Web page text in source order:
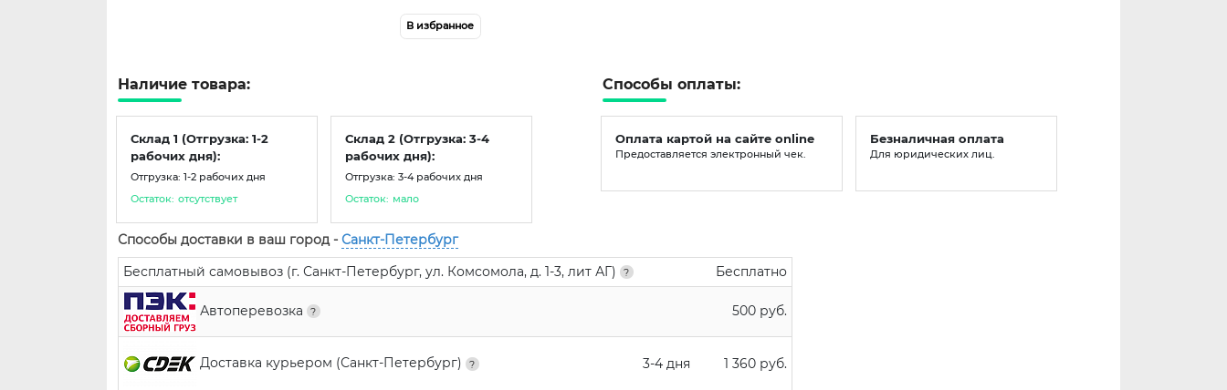
В избранное
Наличие товара:
Склад 1 (Отгрузка: 1-2
рабочих дня):
Отгрузка: 1-2 рабочих дня
Остаток: отсутствует
Склад 2 (Отгрузка: 3-4
рабочих дня):
Отгрузка: 3-4 рабочих дня
Остаток: мало
Способы оплаты:
Оплата картой на сайте online
Предоставляется электронный чек.
Безналичная оплата
Для юридических лиц.
Способы доставки в ваш город - Санкт-Петербург
Бесплатный самовывоз (г. Санкт-Петербург, ул. Комсомола, д. 1-3, лит АГ)
Бесплатно
Автоперевозка 500 руб.
Доставка курьером (Санкт-Петербург) 3-4 дня 1 360 руб.